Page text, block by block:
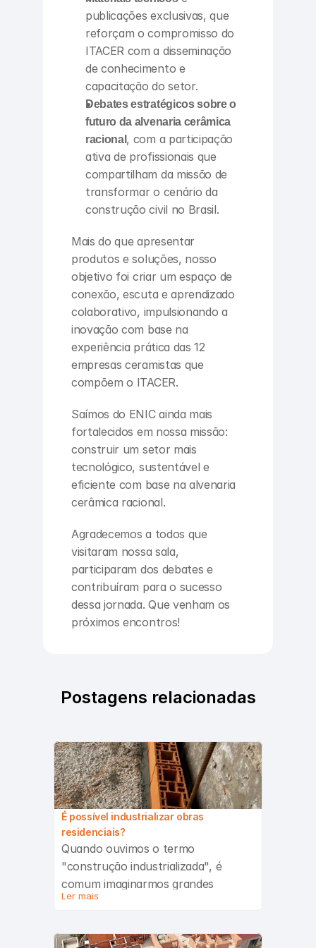
publicações exclusivas, que
reforçam o compromisso do
ITACER com a disseminação
de conhecimento e
capacitação do setor.
Debates estratégicos sobre o
futuro da alvenaria cerâmica
racional, com a participação
ativa de profissionais que
compartilham da missão de
transformar o cenário da
construção civil no Brasil.
Mais do que apresentar
produtos e soluções, nosso
objetivo foi criar um espaço de
conexão, escuta e aprendizado
colaborativo, impulsionando a
inovação com base na
experiência prática das 12
empresas ceramistas que
compõem o ITACER.
Saímos do ENIC ainda mais
fortalecidos em nossa missão:
construir um setor mais
tecnológico, sustentável e
eficiente com base na alvenaria
cerâmica racional.
Agradecemos a todos que
visitaram nossa sala,
participaram dos debates e
contribuíram para o sucesso
dessa jornada. Que venham os
próximos encontros!
Postagens relacionadas
É possível industrializar obras
residenciais?
Quando ouvimos o termo
"construção industrializada", é
comum imaginarmos grandes
galpões, prédios comerciais ou
prontos em caminhões. Mas uma
Ler mais